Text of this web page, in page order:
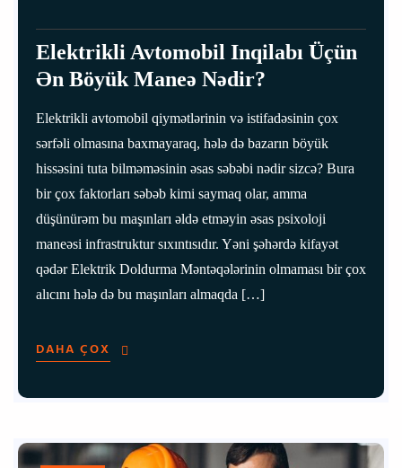
Elektrikli Avtomobil Inqilabı Üçün
Ən Böyük Maneə Nədir?
Elektrikli avtomobil qiymətlərinin və istifadəsinin çox
sərfəli olmasına baxmayaraq, hələ də bazarın böyük
hissəsini tuta bilməməsinin əsas səbəbi nədir sizcə? Bura
bir çox faktorları səbəb kimi saymaq olar, amma
düşünürəm bu maşınları əldə etməyin əsas psixoloji
maneəsi infrastruktur sıxıntısıdır. Yəni şəhərdə kifayət
qədər Elektrik Doldurma Məntəqələrinin olmaması bir çox
alıcını hələ də bu maşınları almaqda […]
DAHA ÇOX